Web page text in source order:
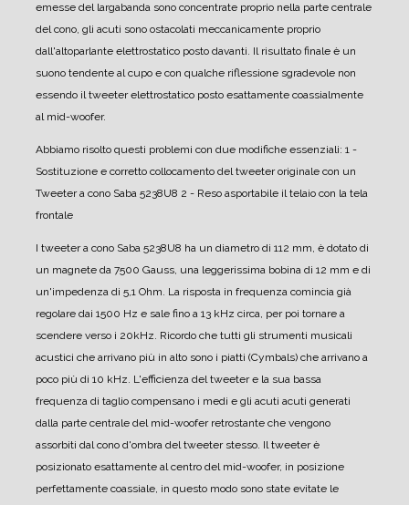
emesse del largabanda sono concentrate proprio nella parte centrale
del cono, gli acuti sono ostacolati meccanicamente proprio
dall'altoparlante elettrostatico posto davanti. Il risultato finale è un
suono tendente al cupo e con qualche riflessione sgradevole non
essendo il tweeter elettrostatico posto esattamente coassialmente
al mid-woofer.
Abbiamo risolto questi problemi con due modifiche essenziali: 1 -
Sostituzione e corretto collocamento del tweeter originale con un
Tweeter a cono Saba 5238U8 2 - Reso asportabile il telaio con la tela
frontale
I tweeter a cono Saba 5238U8 ha un diametro di 112 mm, è dotato di
un magnete da 7500 Gauss, una leggerissima bobina di 12 mm e di
un'impedenza di 5,1 Ohm. La risposta in frequenza comincia già
regolare dai 1500 Hz e sale fino a 13 kHz circa, per poi tornare a
scendere verso i 20kHz. Ricordo che tutti gli strumenti musicali
acustici che arrivano più in alto sono i piatti (Cymbals) che arrivano a
poco più di 10 kHz. L'efficienza del tweeter e la sua bassa
frequenza di taglio compensano i medi e gli acuti acuti generati
dalla parte centrale del mid-woofer retrostante che vengono
assorbiti dal cono d'ombra del tweeter stesso. Il tweeter è
posizionato esattamente al centro del mid-woofer, in posizione
perfettamente coassiale, in questo modo sono state evitate le